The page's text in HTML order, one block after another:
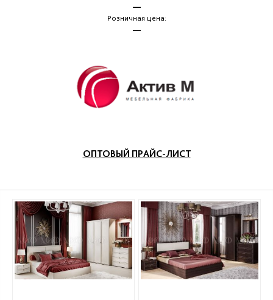
—
Розничная цена:
—
ОПТОВЫЙ ПРАЙС-ЛИСТ